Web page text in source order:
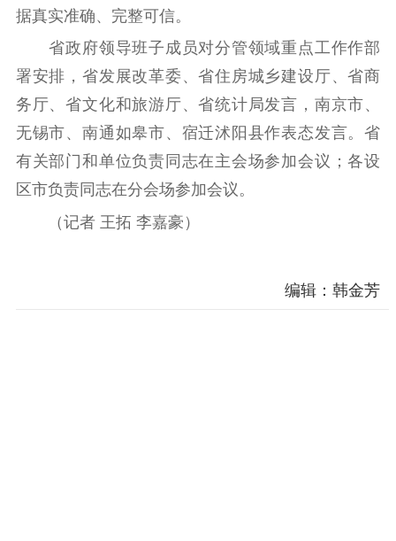
新闻出版
精品出版 全民阅读
出版监管
扫黄打非
电影工作
电影创作 电影市场
机关党建
据真实准确、完整可信。
省政府领导班子成员对分管领域重点工作作部
署安排，省发展改革委、省住房城乡建设厅、省商
务厅、省文化和旅游厅、省统计局发言，南京市、
无锡市、南通如皋市、宿迁沭阳县作表态发言。省
有关部门和单位负责同志在主会场参加会议；各设
区市负责同志在分会场参加会议。
（记者 王拓 李嘉豪）
编辑：韩金芳